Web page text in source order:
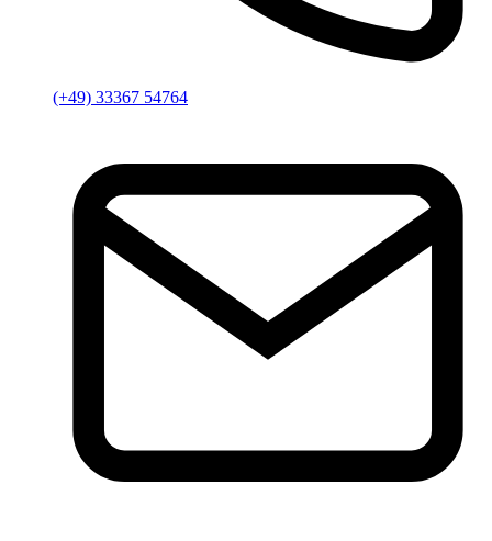
(+49) 33367 54764